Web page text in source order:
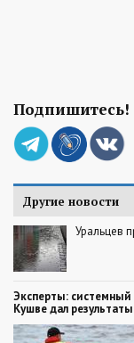
Подпишитесь!
Другие новости
Уральцев
Эксперты: системный
Кушве дал результаты